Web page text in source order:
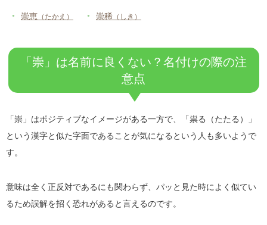
崇恵 （たかえ） 崇稀 （しき）
「崇」は名前に良くない？名付けの際の注
意点
「崇」はポジティブなイメージがある一方で、「祟る（たたる）」
という漢字と似た字面であることが気になるという人も多いようで
す。
意味は全く正反対であるにも関わらず、パッと見た時によく似てい
るため誤解を招く恐れがあると言えるのです。